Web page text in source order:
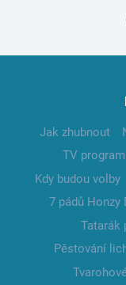
Jak zhubnout
TV program
Kdy budou volby
7 pádů Honzy
Tatarák
Pěstování